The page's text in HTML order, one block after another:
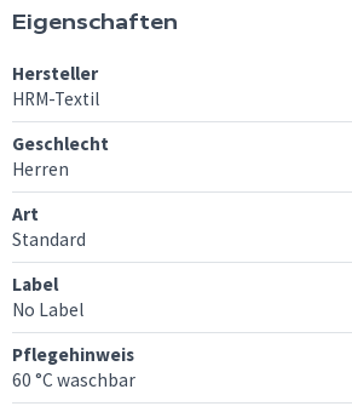
Eigenschaften
Hersteller
HRM-Textil
Geschlecht
Herren
Art
Standard
Label
No Label
Pflegehinweis
60 °C waschbar